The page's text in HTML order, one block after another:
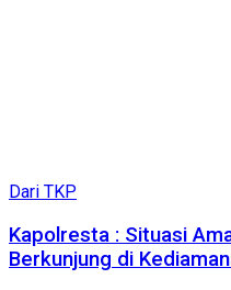
Dari TKP
Kapolresta : Situasi
Berkunjung di